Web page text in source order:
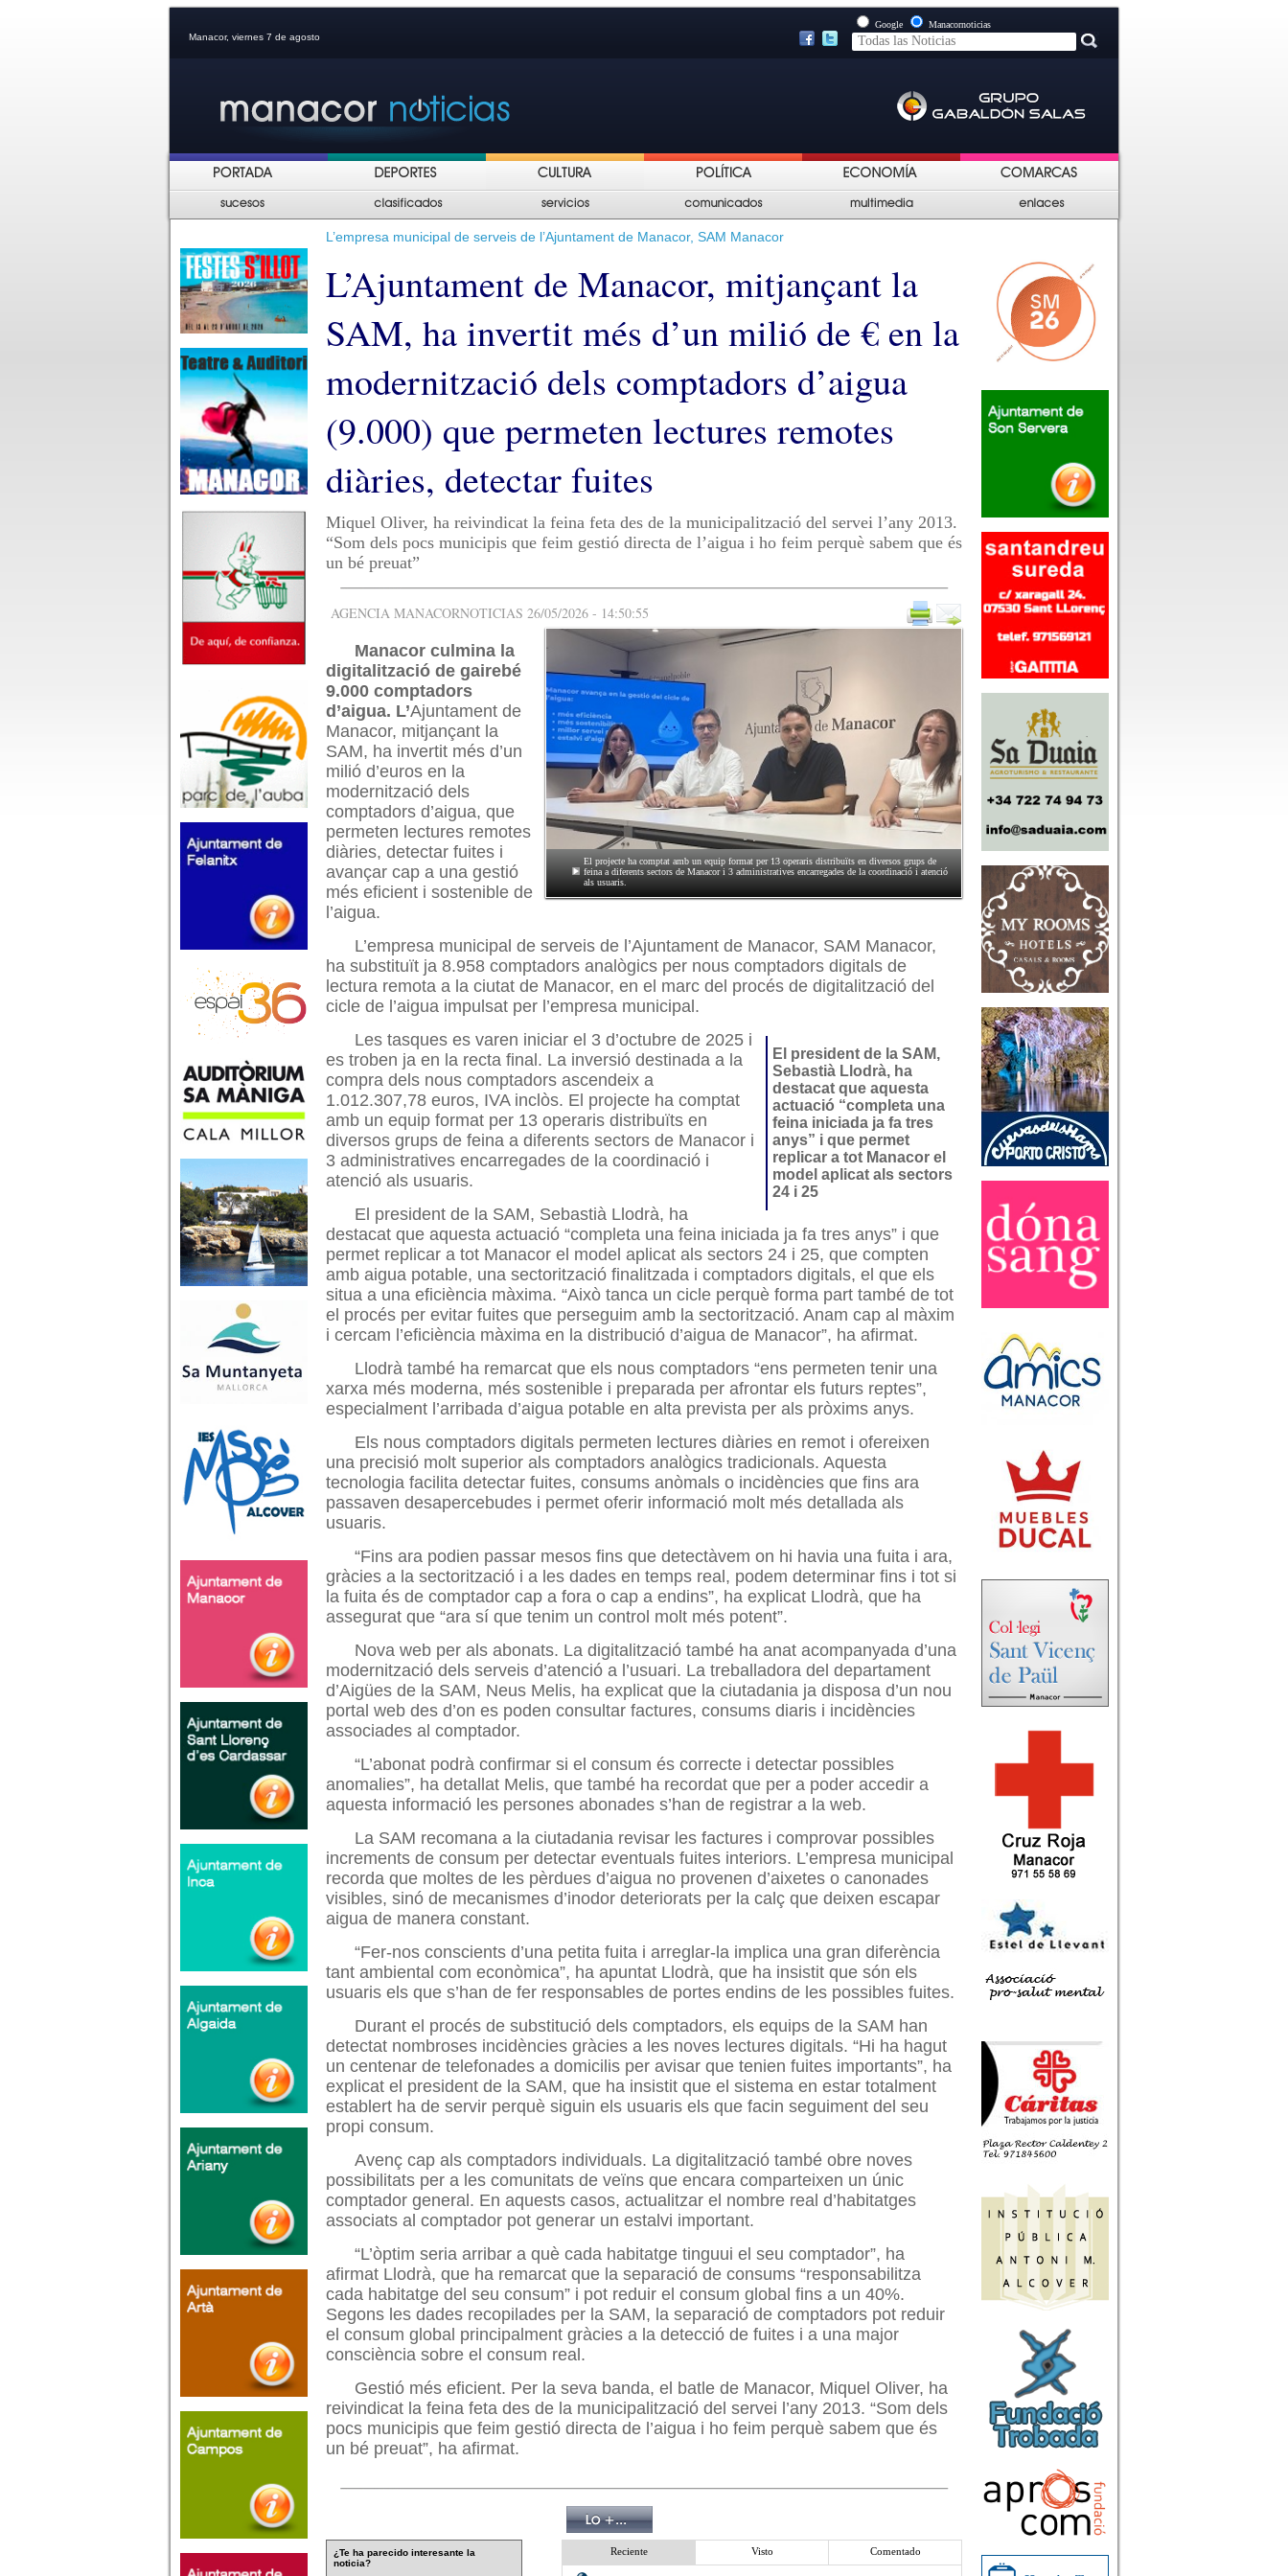
Manacor, viernes 7 de agosto
Google Manacornoticias
L’empresa municipal de serveis de l’Ajuntament de Manacor, SAM Manacor
L’Ajuntament de Manacor, mitjançant la
SAM, ha invertit més d’un milió de € en la
modernització dels comptadors d’aigua
(9.000) que permeten lectures remotes
diàries, detectar fuites
Miquel Oliver, ha reivindicat la feina feta des de la municipalització del servei l’any 2013.
“Som dels pocs municipis que feim gestió directa de l’aigua i ho feim perquè sabem que és
un bé preuat”
AGENCIA MANACORNOTICIAS 26/05/2026 - 14:50:55
El projecte ha comptat amb un equip format per 13 operaris distribuïts en diversos grups de
feina a diferents sectors de Manacor i 3 administratives encarregades de la coordinació i atenció
als usuaris.
Manacor culmina la
digitalització de gairebé
9.000 comptadors
d’aigua. L’Ajuntament de
Manacor, mitjançant la
SAM, ha invertit més d’un
milió d’euros en la
modernització dels
comptadors d’aigua, que
permeten lectures remotes
diàries, detectar fuites i
avançar cap a una gestió
més eficient i sostenible de
l’aigua.
L’empresa municipal de serveis de l’Ajuntament de Manacor, SAM Manacor,
ha substituït ja 8.958 comptadors analògics per nous comptadors digitals de
lectura remota a la ciutat de Manacor, en el marc del procés de digitalització del
cicle de l’aigua impulsat per l’empresa municipal.
El president de la SAM,
Sebastià Llodrà, ha
destacat que aquesta
actuació “completa una
feina iniciada ja fa tres
anys” i que permet
replicar a tot Manacor el
model aplicat als sectors
24 i 25
Les tasques es varen iniciar el 3 d’octubre de 2025 i
es troben ja en la recta final. La inversió destinada a la
compra dels nous comptadors ascendeix a
1.012.307,78 euros, IVA inclòs. El projecte ha comptat
amb un equip format per 13 operaris distribuïts en
diversos grups de feina a diferents sectors de Manacor i
3 administratives encarregades de la coordinació i
atenció als usuaris.
El president de la SAM, Sebastià Llodrà, ha
destacat que aquesta actuació “completa una feina iniciada ja fa tres anys” i que
permet replicar a tot Manacor el model aplicat als sectors 24 i 25, que compten
amb aigua potable, una sectorització finalitzada i comptadors digitals, el que els
situa a una eficiència màxima. “Això tanca un cicle perquè forma part també de tot
el procés per evitar fuites que perseguim amb la sectorització. Anam cap al màxim
i cercam l’eficiència màxima en la distribució d’aigua de Manacor”, ha afirmat.
Llodrà també ha remarcat que els nous comptadors “ens permeten tenir una
xarxa més moderna, més sostenible i preparada per afrontar els futurs reptes”,
especialment l’arribada d’aigua potable en alta prevista per als pròxims anys.
Els nous comptadors digitals permeten lectures diàries en remot i ofereixen
una precisió molt superior als comptadors analògics tradicionals. Aquesta
tecnologia facilita detectar fuites, consums anòmals o incidències que fins ara
passaven desapercebudes i permet oferir informació molt més detallada als
usuaris.
“Fins ara podien passar mesos fins que detectàvem on hi havia una fuita i ara,
gràcies a la sectorització i a les dades en temps real, podem determinar fins i tot si
la fuita és de comptador cap a fora o cap a endins”, ha explicat Llodrà, que ha
assegurat que “ara sí que tenim un control molt més potent”.
Nova web per als abonats. La digitalització també ha anat acompanyada d’una
modernització dels serveis d’atenció a l’usuari. La treballadora del departament
d’Aigües de la SAM, Neus Melis, ha explicat que la ciutadania ja disposa d’un nou
portal web des d’on es poden consultar factures, consums diaris i incidències
associades al comptador.
“L’abonat podrà confirmar si el consum és correcte i detectar possibles
anomalies”, ha detallat Melis, que també ha recordat que per a poder accedir a
aquesta informació les persones abonades s’han de registrar a la web.
La SAM recomana a la ciutadania revisar les factures i comprovar possibles
increments de consum per detectar eventuals fuites interiors. L’empresa municipal
recorda que moltes de les pèrdues d’aigua no provenen d’aixetes o canonades
visibles, sinó de mecanismes d’inodor deteriorats per la calç que deixen escapar
aigua de manera constant.
“Fer-nos conscients d’una petita fuita i arreglar-la implica una gran diferència
tant ambiental com econòmica”, ha apuntat Llodrà, que ha insistit que són els
usuaris els que s’han de fer responsables de portes endins de les possibles fuites.
Durant el procés de substitució dels comptadors, els equips de la SAM han
detectat nombroses incidències gràcies a les noves lectures digitals. “Hi ha hagut
un centenar de telefonades a domicilis per avisar que tenien fuites importants”, ha
explicat el president de la SAM, que ha insistit que el sistema en estar totalment
establert ha de servir perquè siguin els usuaris els que facin seguiment del seu
propi consum.
Avenç cap als comptadors individuals. La digitalització també obre noves
possibilitats per a les comunitats de veïns que encara comparteixen un únic
comptador general. En aquests casos, actualitzar el nombre real d’habitatges
associats al comptador pot generar un estalvi important.
“L’òptim seria arribar a què cada habitatge tinguui el seu comptador”, ha
afirmat Llodrà, que ha remarcat que la separació de consums “responsabilitza
cada habitatge del seu consum” i pot reduir el consum global fins a un 40%.
Segons les dades recopilades per la SAM, la separació de comptadors pot reduir
el consum global principalment gràcies a la detecció de fuites i a una major
consciència sobre el consum real.
Gestió més eficient. Per la seva banda, el batle de Manacor, Miquel Oliver, ha
reivindicat la feina feta des de la municipalització del servei l’any 2013. “Som dels
pocs municipis que feim gestió directa de l’aigua i ho feim perquè sabem que és
un bé preuat”, ha afirmat.
¿Te ha parecido interesante la
noticia?
Reciente Visto Comentado